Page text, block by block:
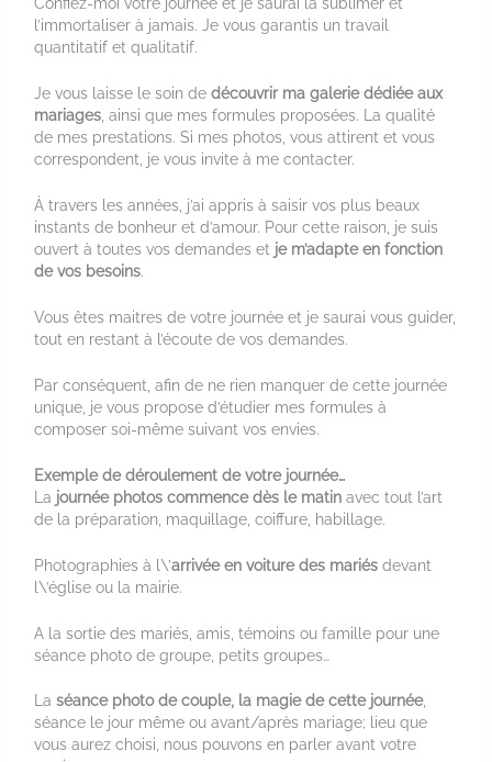
Confiez-moi votre journée et je saurai la sublimer et
l’immortaliser à jamais. Je vous garantis un travail
quantitatif et qualitatif.
Je vous laisse le soin dedécouvrir ma galerie dédiée aux
mariages, ainsi que mes formules proposées. La qualité
de mes prestations. Si mes photos, vous attirent et vous
correspondent, je vous invite à me contacter.
À travers les années, j’ai appris à saisir vos plus beaux
instants de bonheur et d’amour. Pour cette raison, je suis
ouvert à toutes vos demandes et je m’adapte en fonction
de vos besoins.
Vous êtes maitres de votre journée et je saurai vous guider,
tout en restant à l’écoute de vos demandes.
Par conséquent, afin de ne rien manquer de cette journée
unique, je vous propose d’étudier mes formules à
composer soi-même suivant vos envies.
Exemple de déroulement de votre journée…
La journée photos commence dès le matin avec tout l’art
de la préparation, maquillage, coiffure, habillage.
Photographies à l\’arrivée en voiture des mariésdevant
l\’église ou la mairie.
A la sortie des mariés, amis, témoins ou famille pour une
séance photo de groupe, petits groupes…
Laséance photo de couple, la magie de cette journée,
séance le jour même ou avant/après mariage; lieu que
vous aurez choisi, nous pouvons en parler avant votre